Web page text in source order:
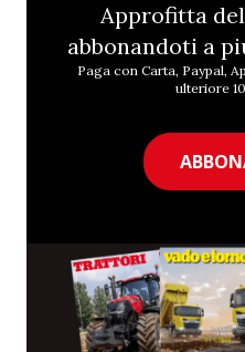
Approfitta
abbonandoti a
Paga con Carta, Paypal,
ulteriore